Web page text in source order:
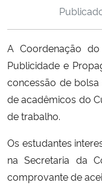
Ministério da Cidadania
Ministério de Minas e Energia
Ministério da Ciência,
Ministério do Meio Ambiente
A Coordenação
Publicidade e
concessão de
de acadêmicos do
de trabalho.
Os estudantes
na Secretaria da
comprovante de